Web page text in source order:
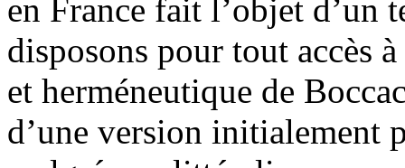
en France fait l’objet d’un
disposons pour tout accès
et herméneutique de
d’une version initialement